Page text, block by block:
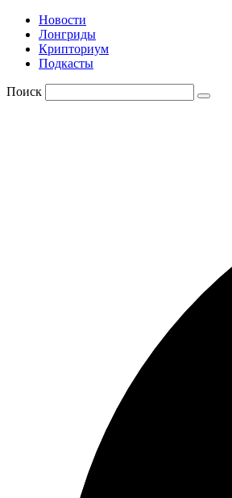
Новости
Лонгриды
Крипториум
Подкасты
Поиск